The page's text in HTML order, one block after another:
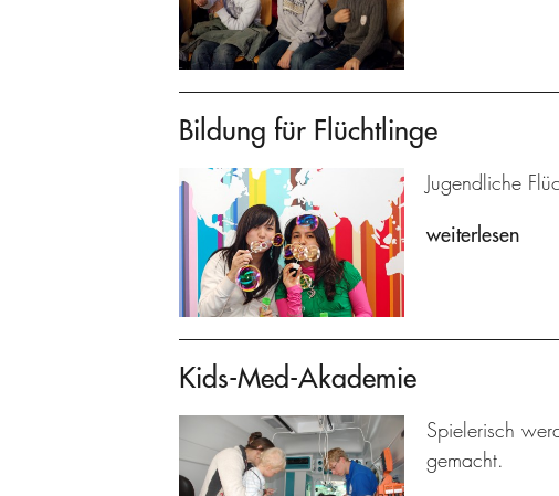
Bildung für Flüchtlinge
Jugendliche
weiterlesen
Kids-Med-Akademie
Spielerisch
gemacht.